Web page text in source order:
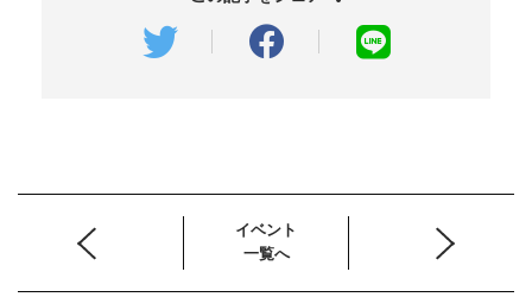
イベント
一覧へ